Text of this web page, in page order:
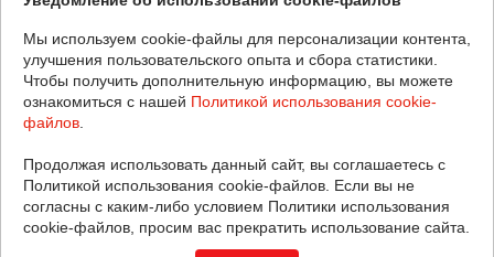
решений в рамках крупных
инфраструктурных проектов по защите
данных.
Мы используем cookie-файлы для персонализации контента,
улучшения пользовательского опыта и сбора статистики.
Чтобы получить дополнительную информацию, вы можете
ознакомиться с нашей Политикой использования cookie-
файлов
Продолжая использовать данный сайт, вы соглашаетесь с
Политикой использования cookie-файлов. Если вы не
согласны с каким-либо условием Политики использования
cookie-файлов, просим вас прекратить использование сайта.